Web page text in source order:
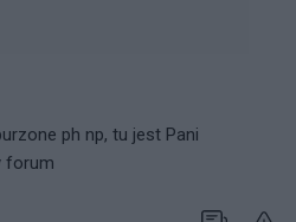
ph np, tu jest Pani
forum